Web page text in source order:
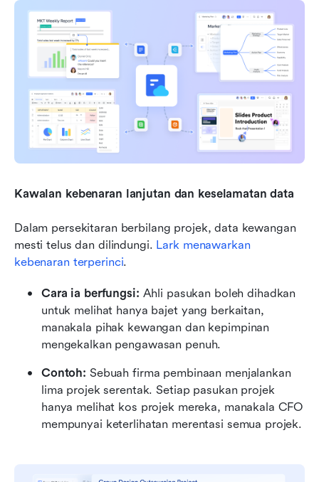
Kawalan kebenaran lanjutan dan keselamatan data
Dalam persekitaran berbilang projek, data kewangan
mesti telus dan dilindungi. Lark menawarkan
kebenaran terperinci.
Cara ia berfungsi: Ahli pasukan boleh dihadkan
untuk melihat hanya bajet yang berkaitan,
manakala pihak kewangan dan kepimpinan
mengekalkan pengawasan penuh.
Contoh: Sebuah firma pembinaan menjalankan
lima projek serentak. Setiap pasukan projek
hanya melihat kos projek mereka, manakala CFO
mempunyai keterlihatan merentasi semua projek.